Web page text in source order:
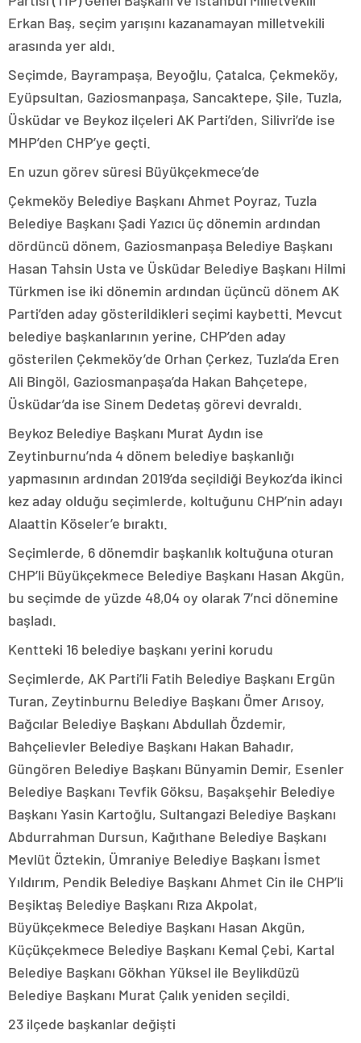
Erkan Baş, seçim yarışını kazanamayan milletvekili
arasında yer aldı.
Seçimde, Bayrampaşa, Beyoğlu, Çatalca, Çekmeköy,
Eyüpsultan, Gaziosmanpaşa, Sancaktepe, Şile, Tuzla,
Üsküdar ve Beykoz ilçeleri AK Parti’den, Silivri’de ise
MHP’den CHP’ye geçti.
En uzun görev süresi Büyükçekmece’de
Çekmeköy Belediye Başkanı Ahmet Poyraz, Tuzla
Belediye Başkanı Şadi Yazıcı üç dönemin ardından
dördüncü dönem, Gaziosmanpaşa Belediye Başkanı
Hasan Tahsin Usta ve Üsküdar Belediye Başkanı Hilmi
Türkmen ise iki dönemin ardından üçüncü dönem AK
Parti’den aday gösterildikleri seçimi kaybetti. Mevcut
belediye başkanlarının yerine, CHP’den aday
gösterilen Çekmeköy’de Orhan Çerkez, Tuzla’da Eren
Ali Bingöl, Gaziosmanpaşa’da Hakan Bahçetepe,
Üsküdar’da ise Sinem Dedetaş görevi devraldı.
Beykoz Belediye Başkanı Murat Aydın ise
Zeytinburnu’nda 4 dönem belediye başkanlığı
yapmasının ardından 2019’da seçildiği Beykoz’da ikinci
kez aday olduğu seçimlerde, koltuğunu CHP’nin adayı
Alaattin Köseler’e bıraktı.
Seçimlerde, 6 dönemdir başkanlık koltuğuna oturan
CHP’li Büyükçekmece Belediye Başkanı Hasan Akgün,
bu seçimde de yüzde 48,04 oy olarak 7’nci dönemine
başladı.
Kentteki 16 belediye başkanı yerini korudu
Seçimlerde, AK Parti’li Fatih Belediye Başkanı Ergün
Turan, Zeytinburnu Belediye Başkanı Ömer Arısoy,
Bağcılar Belediye Başkanı Abdullah Özdemir,
Bahçelievler Belediye Başkanı Hakan Bahadır,
Güngören Belediye Başkanı Bünyamin Demir, Esenler
Belediye Başkanı Tevfik Göksu, Başakşehir Belediye
Başkanı Yasin Kartoğlu, Sultangazi Belediye Başkanı
Abdurrahman Dursun, Kağıthane Belediye Başkanı
Mevlüt Öztekin, Ümraniye Belediye Başkanı İsmet
Yıldırım, Pendik Belediye Başkanı Ahmet Cin ile CHP’li
Beşiktaş Belediye Başkanı Rıza Akpolat,
Büyükçekmece Belediye Başkanı Hasan Akgün,
Küçükçekmece Belediye Başkanı Kemal Çebi, Kartal
Belediye Başkanı Gökhan Yüksel ile Beylikdüzü
Belediye Başkanı Murat Çalık yeniden seçildi.
23 ilçede başkanlar değişti